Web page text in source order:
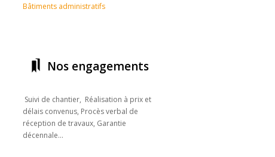
Bâtiments administratifs
Nos engagements
Suivi de chantier, Réalisation à prix et
délais convenus, Procès verbal de
réception de travaux, Garantie
décennale...